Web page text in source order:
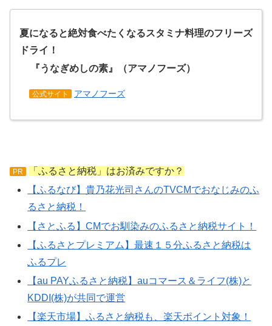
夏になると絶対食べたくなるスタミナ料理のフリーズ
ドライ！
『うなぎめしの素』（アマノフーズ）
公式サイト アマノフーズ
PR
「ふるさと納税」はお済みですか？
【ふるなび】貴乃花光司さんのTVCMでおなじみのふ
るさと納税！
【さとふる】CMでお馴染みのふるさと納税サイト！
【ふるさとプレミアム】最速１５分ふるさと納税は
ふるプレ
【au PAYふるさと納税】auコマース＆ライフ(株)と
KDDI(株)が共同で運営
【楽天市場】ふるさと納税も、楽天ポイント対象！